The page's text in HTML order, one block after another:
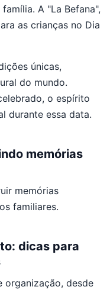
A "La Befana",
as crianças no Dia
únicas,
do mundo.
o espírito
durante essa data.
memórias
memórias
familiares.
dicas para
organização, desde